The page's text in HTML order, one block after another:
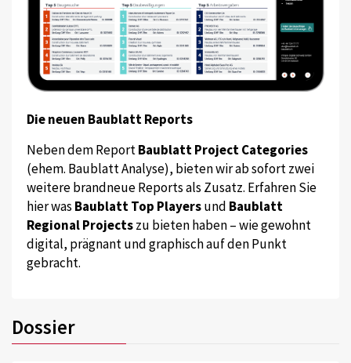
Die neuen Baublatt Reports
Neben dem ReportBaublatt Project Categories
(ehem. Baublatt Analyse), bieten wir ab sofort zwei
weitere brandneue Reports als Zusatz. Erfahren Sie
hier was Baublatt Top Playersund Baublatt
Regional Projectszu bieten haben – wie gewohnt
digital, prägnant und graphisch auf den Punkt
gebracht.
Dossier